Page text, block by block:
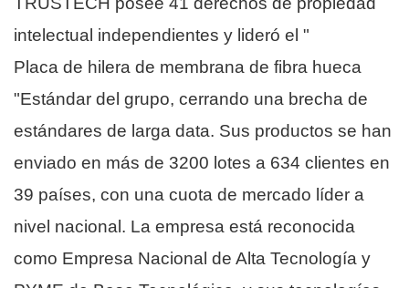
intelectual independientes y lideró el "
Placa de hilera de membrana de fibra hueca
"Estándar del grupo, cerrando una brecha de
estándares de larga data. Sus productos se han
enviado en más de 3200 lotes a 634 clientes en
39 países, con una cuota de mercado líder a
nivel nacional. La empresa está reconocida
como Empresa Nacional de Alta Tecnología y